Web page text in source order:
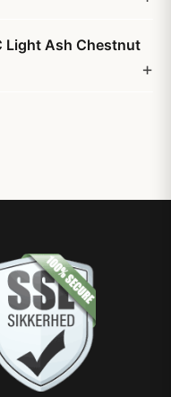
Light Ash Chestnut